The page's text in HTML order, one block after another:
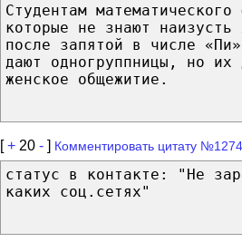
Студентам
которые не знают
после запятой в числе
дают одногруппницы, но их
женское общежитие.
[+ 20 - ] Комментировать цитату
статус в контакте: "Не
каких соц.сетях"